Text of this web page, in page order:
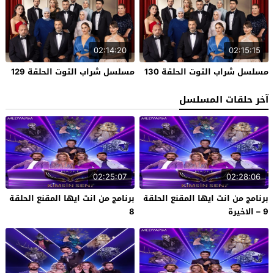
02:15:15
مسلسل شراب التوت الحلقة 130
02:14:20
مسلسل شراب التوت الحلقة 129
آخر حلقات المسلسل
02:28:06
برنامج من انت ايها المقنع الحلقة
9 – الاخيرة
02:25:07
برنامج من انت ايها المقنع الحلقة
8